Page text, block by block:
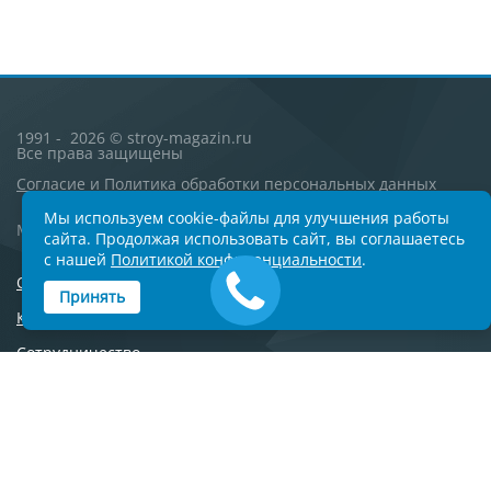
Мы используем cookie-файлы для улучшения работы
сайта. Продолжая использовать сайт, вы соглашаетесь
с нашей Политикой конфиденциальности.
Принять
1991 - 2026 © stroy-magazin.ru
Все права защищены
Согласие и Политика обработки персональных данных
Москва, Университетский проспект 5
О компании
Контакты
Сотрудничество